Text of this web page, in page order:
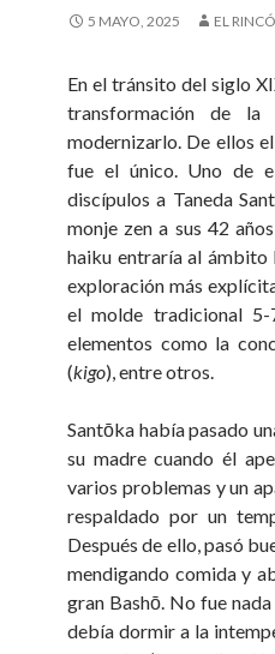
5 MAYO, 2025 EL
En el tránsito del siglo
transformación de la
modernizarlo. De ellos
fue el único. Uno de
discípulos a Taneda
monje zen a sus 42
haiku entraría al ámbito
exploración más
el molde tradicional 5-
elementos como la
(kigo), entre otros.
Santōka había pasado
su madre cuando él
varios problemas y un
respaldado por un
Después de ello, pasó
mendigando comida y
gran Bashō. No fue
debía dormir a la